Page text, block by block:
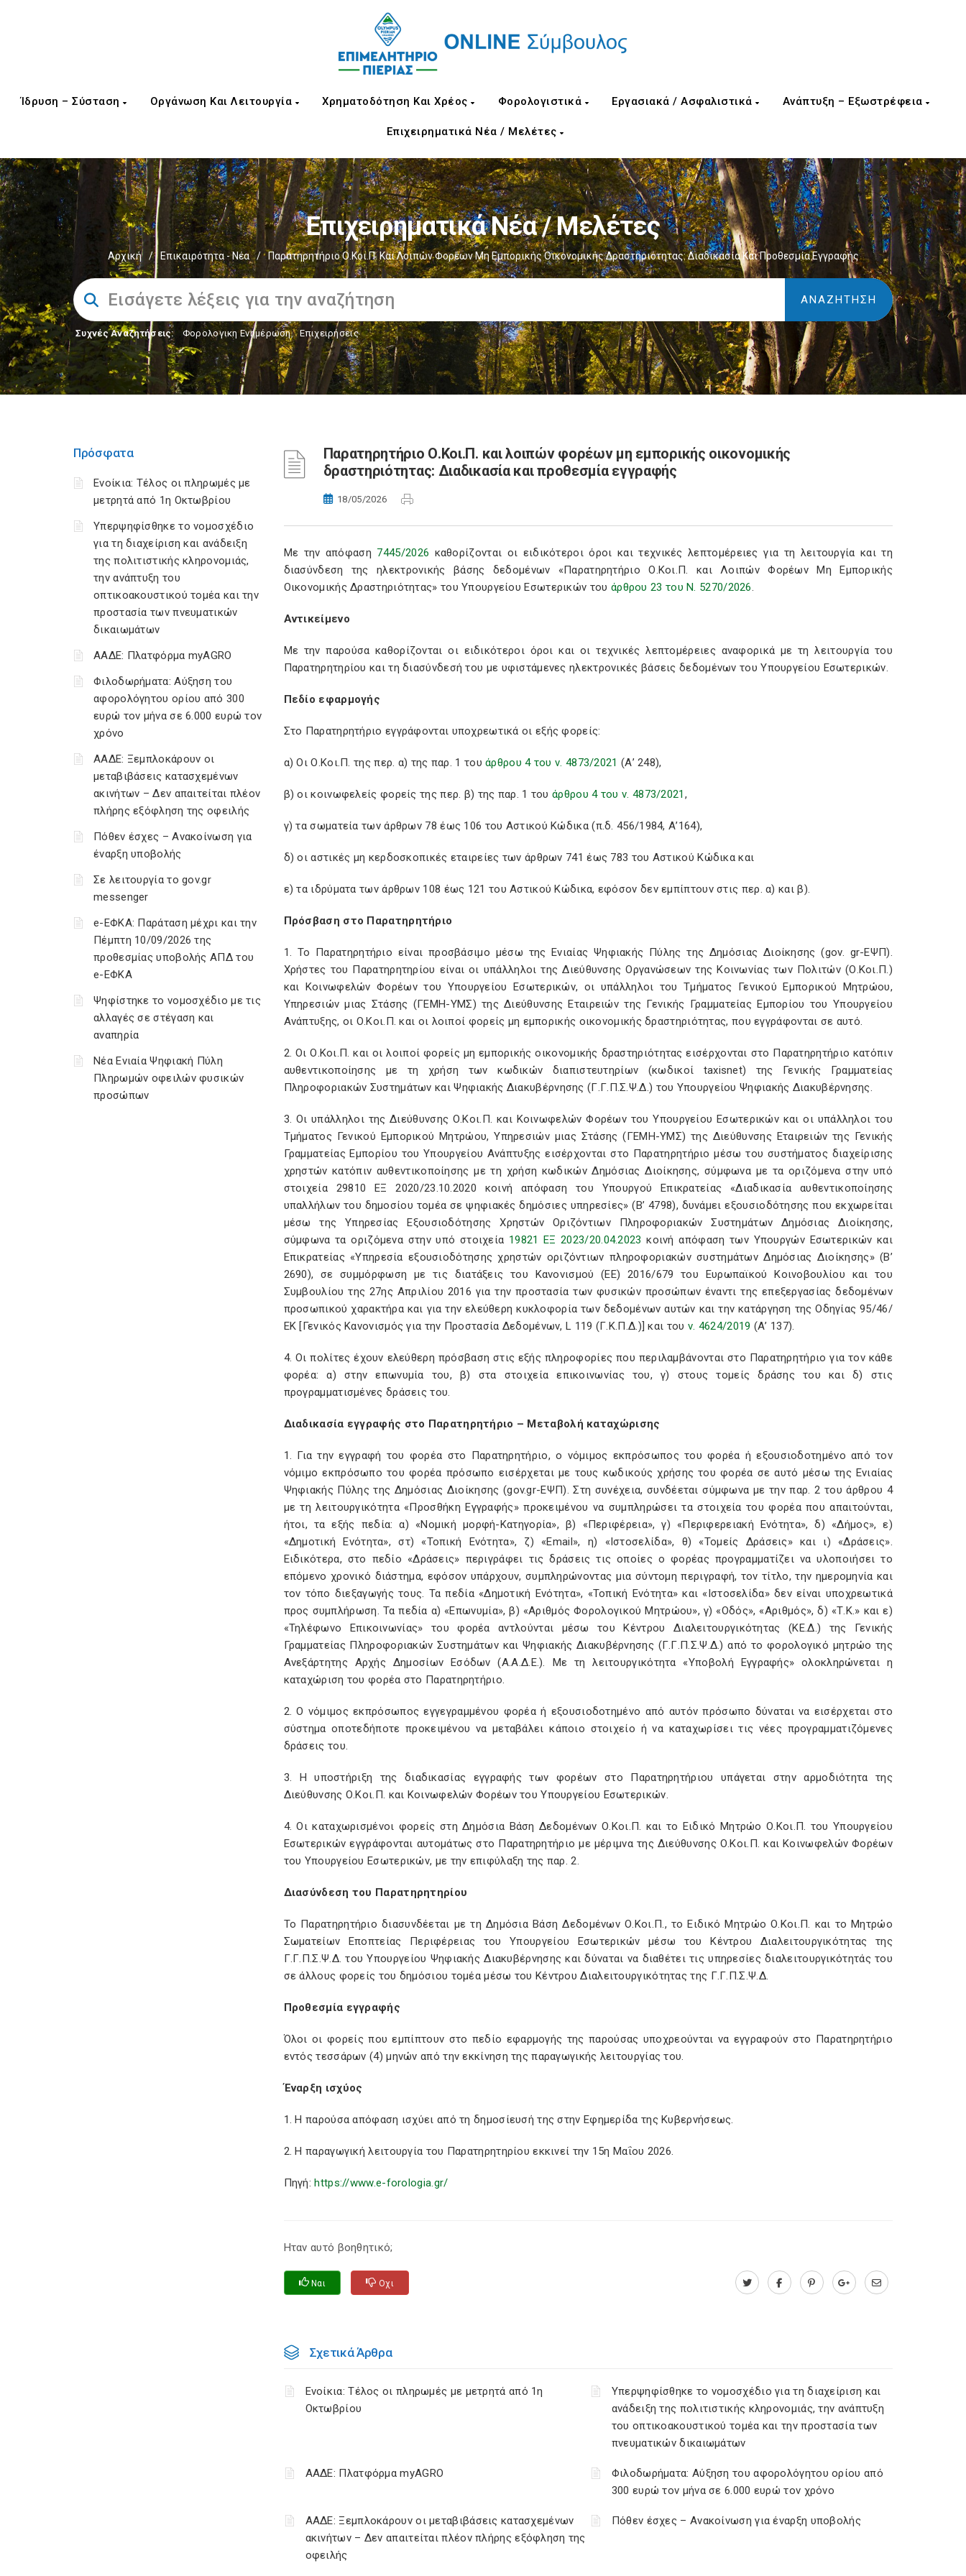
Ίδρυση – Σύσταση Οργάνωση Και Λειτουργία Χρηματοδότηση Και Χρέος Φορολογιστικά Εργασιακά / Ασφαλιστικά Ανάπτυξη – Εξωστρέφεια
Επιχειρηματικά Νέα / Μελέτες
Επιχειρηματικά Νέα / Μελέτες
Αρχική / Επικαιρότητα - Νέα / Παρατηρητήριο Ο.Κοι.Π. Και Λοιπών Φορέων Μη Εμπορικής Οικονομικής Δραστηριότητας: Διαδικασία Και Προθεσμία Εγγραφής
Συχνές Αναζητήσεις: Φορολογικη Ενημέρωση, Επιχειρήσεις
Πρόσφατα
Ενοίκια: Τέλος οι πληρωμές με
μετρητά από 1η Οκτωβρίου
Υπερψηφίσθηκε το νομοσχέδιο
για τη διαχείριση και ανάδειξη
της πολιτιστικής κληρονομιάς,
την ανάπτυξη του
οπτικοακουστικού τομέα και την
προστασία των πνευματικών
δικαιωμάτων
ΑΑΔΕ: Πλατφόρμα myAGRO
Φιλοδωρήματα: Αύξηση του
αφορολόγητου ορίου από 300
ευρώ τον μήνα σε 6.000 ευρώ τον
χρόνο
ΑΑΔΕ: Ξεμπλοκάρουν οι
μεταβιβάσεις κατασχεμένων
ακινήτων – Δεν απαιτείται πλέον
πλήρης εξόφληση της οφειλής
Πόθεν έσχες – Ανακοίνωση για
έναρξη υποβολής
Σε λειτουργία το gov.gr
messenger
e-ΕΦΚΑ: Παράταση μέχρι και την
Πέμπτη 10/09/2026 της
προθεσμίας υποβολής ΑΠΔ του
e-ΕΦΚΑ
Ψηφίστηκε το νομοσχέδιο με τις
αλλαγές σε στέγαση και
αναπηρία
Νέα Ενιαία Ψηφιακή Πύλη
Πληρωμών οφειλών φυσικών
προσώπων
Παρατηρητήριο Ο.Κοι.Π. και λοιπών φορέων μη εμπορικής οικονομικής
δραστηριότητας: Διαδικασία και προθεσμία εγγραφής
18/05/2026
Με την απόφαση 7445/2026 καθορίζονται οι ειδικότεροι όροι και τεχνικές λεπτομέρειες για τη λειτουργία και τη
διασύνδεση της ηλεκτρονικής βάσης δεδομένων «Παρατηρητήριο Ο.Κοι.Π. και Λοιπών Φορέων Μη Εμπορικής
Οικονομικής Δραστηριότητας» του Υπουργείου Εσωτερικών του άρθρου 23 του Ν. 5270/2026.
Αντικείμενο
Με την παρούσα καθορίζονται οι ειδικότεροι όροι και οι τεχνικές λεπτομέρειες αναφορικά με τη λειτουργία του
Παρατηρητηρίου και τη διασύνδεσή του με υφιστάμενες ηλεκτρονικές βάσεις δεδομένων του Υπουργείου Εσωτερικών.
Πεδίο εφαρμογής
Στο Παρατηρητήριο εγγράφονται υποχρεωτικά οι εξής φορείς:
α) Οι Ο.Κοι.Π. της περ. α) της παρ. 1 τουάρθρου 4 του ν. 4873/2021 (Α’ 248),
β) οι κοινωφελείς φορείς της περ. β) της παρ. 1 τουάρθρου 4 του ν. 4873/2021,
γ) τα σωματεία των άρθρων 78 έως 106 του Αστικού Κώδικα (π.δ. 456/1984, Α’164),
δ) οι αστικές μη κερδοσκοπικές εταιρείες των άρθρων 741 έως 783 του Αστικού Κώδικα και
ε) τα ιδρύματα των άρθρων 108 έως 121 του Αστικού Κώδικα, εφόσον δεν εμπίπτουν στις περ. α) και β).
Πρόσβαση στο Παρατηρητήριο
1. Το Παρατηρητήριο είναι προσβάσιμο μέσω της Ενιαίας Ψηφιακής Πύλης της Δημόσιας Διοίκησης (gov. gr-ΕΨΠ).
Χρήστες του Παρατηρητηρίου είναι οι υπάλληλοι της Διεύθυνσης Οργανώσεων της Κοινωνίας των Πολιτών (Ο.Κοι.Π.)
και Κοινωφελών Φορέων του Υπουργείου Εσωτερικών, οι υπάλληλοι του Τμήματος Γενικού Εμπορικού Μητρώου,
Υπηρεσιών μιας Στάσης (ΓΕΜΗ-ΥΜΣ) της Διεύθυνσης Εταιρειών της Γενικής Γραμματείας Εμπορίου του Υπουργείου
Ανάπτυξης, οι Ο.Κοι.Π. και οι λοιποί φορείς μη εμπορικής οικονομικής δραστηριότητας, που εγγράφονται σε αυτό.
2. Οι Ο.Κοι.Π. και οι λοιποί φορείς μη εμπορικής οικονομικής δραστηριότητας εισέρχονται στο Παρατηρητήριο κατόπιν
αυθεντικοποίησης με τη χρήση των κωδικών διαπιστευτηρίων (κωδικοί taxisnet) της Γενικής Γραμματείας
Πληροφοριακών Συστημάτων και Ψηφιακής Διακυβέρνησης (Γ.Γ.Π.Σ.Ψ.Δ.) του Υπουργείου Ψηφιακής Διακυβέρνησης.
3. Οι υπάλληλοι της Διεύθυνσης Ο.Κοι.Π. και Κοινωφελών Φορέων του Υπουργείου Εσωτερικών και οι υπάλληλοι του
Τμήματος Γενικού Εμπορικού Μητρώου, Υπηρεσιών μιας Στάσης (ΓΕΜΗ-ΥΜΣ) της Διεύθυνσης Εταιρειών της Γενικής
Γραμματείας Εμπορίου του Υπουργείου Ανάπτυξης εισέρχονται στο Παρατηρητήριο μέσω του συστήματος διαχείρισης
χρηστών κατόπιν αυθεντικοποίησης με τη χρήση κωδικών Δημόσιας Διοίκησης, σύμφωνα με τα οριζόμενα στην υπό
στοιχεία 29810 ΕΞ 2020/23.10.2020 κοινή απόφαση του Υπουργού Επικρατείας «Διαδικασία αυθεντικοποίησης
υπαλλήλων του δημοσίου τομέα σε ψηφιακές δημόσιες υπηρεσίες» (Β’ 4798), δυνάμει εξουσιοδότησης που εκχωρείται
μέσω της Υπηρεσίας Εξουσιοδότησης Χρηστών Οριζόντιων Πληροφοριακών Συστημάτων Δημόσιας Διοίκησης,
σύμφωνα τα οριζόμενα στην υπό στοιχεία 19821 ΕΞ 2023/20.04.2023 κοινή απόφαση των Υπουργών Εσωτερικών και
Επικρατείας «Υπηρεσία εξουσιοδότησης χρηστών οριζόντιων πληροφοριακών συστημάτων Δημόσιας Διοίκησης» (Β’
2690), σε συμμόρφωση με τις διατάξεις του Κανονισμού (ΕΕ) 2016/679 του Ευρωπαϊκού Κοινοβουλίου και του
Συμβουλίου της 27ης Απριλίου 2016 για την προστασία των φυσικών προσώπων έναντι της επεξεργασίας δεδομένων
προσωπικού χαρακτήρα και για την ελεύθερη κυκλοφορία των δεδομένων αυτών και την κατάργηση της Οδηγίας 95/46/
ΕΚ [Γενικός Κανονισμός για την Προστασία Δεδομένων, L 119 (Γ.Κ.Π.Δ.)] και του ν. 4624/2019 (Α’ 137).
4. Οι πολίτες έχουν ελεύθερη πρόσβαση στις εξής πληροφορίες που περιλαμβάνονται στο Παρατηρητήριο για τον κάθε
φορέα: α) στην επωνυμία του, β) στα στοιχεία επικοινωνίας του, γ) στους τομείς δράσης του και δ) στις
προγραμματισμένες δράσεις του.
Διαδικασία εγγραφής στο Παρατηρητήριο – Μεταβολή καταχώρισης
1. Για την εγγραφή του φορέα στο Παρατηρητήριο, ο νόμιμος εκπρόσωπος του φορέα ή εξουσιοδοτημένο από τον
νόμιμο εκπρόσωπο του φορέα πρόσωπο εισέρχεται με τους κωδικούς χρήσης του φορέα σε αυτό μέσω της Ενιαίας
Ψηφιακής Πύλης της Δημόσιας Διοίκησης (gov.gr-ΕΨΠ). Στη συνέχεια, συνδέεται σύμφωνα με την παρ. 2 του άρθρου 4
με τη λειτουργικότητα «Προσθήκη Εγγραφής» προκειμένου να συμπληρώσει τα στοιχεία του φορέα που απαιτούνται,
ήτοι, τα εξής πεδία: α) «Νομική μορφή-Κατηγορία», β) «Περιφέρεια», γ) «Περιφερειακή Ενότητα», δ) «Δήμος», ε)
«Δημοτική Ενότητα», στ) «Τοπική Ενότητα», ζ) «Email», η) «Ιστοσελίδα», θ) «Τομείς Δράσεις» και ι) «Δράσεις».
Ειδικότερα, στο πεδίο «Δράσεις» περιγράφει τις δράσεις τις οποίες ο φορέας προγραμματίζει να υλοποιήσει το
επόμενο χρονικό διάστημα, εφόσον υπάρχουν, συμπληρώνοντας μια σύντομη περιγραφή, τον τίτλο, την ημερομηνία και
τον τόπο διεξαγωγής τους. Τα πεδία «Δημοτική Ενότητα», «Τοπική Ενότητα» και «Ιστοσελίδα» δεν είναι υποχρεωτικά
προς συμπλήρωση. Τα πεδία α) «Επωνυμία», β) «Αριθμός Φορολογικού Μητρώου», γ) «Οδός», «Αριθμός», δ) «Τ.Κ.» και ε)
«Τηλέφωνο Επικοινωνίας» του φορέα αντλούνται μέσω του Κέντρου Διαλειτουργικότητας (ΚΕ.Δ.) της Γενικής
Γραμματείας Πληροφοριακών Συστημάτων και Ψηφιακής Διακυβέρνησης (Γ.Γ.Π.Σ.Ψ.Δ.) από το φορολογικό μητρώο της
Ανεξάρτητης Αρχής Δημοσίων Εσόδων (Α.Α.Δ.Ε.). Με τη λειτουργικότητα «Υποβολή Εγγραφής» ολοκληρώνεται η
καταχώριση του φορέα στο Παρατηρητήριο.
2. Ο νόμιμος εκπρόσωπος εγγεγραμμένου φορέα ή εξουσιοδοτημένο από αυτόν πρόσωπο δύναται να εισέρχεται στο
σύστημα οποτεδήποτε προκειμένου να μεταβάλει κάποιο στοιχείο ή να καταχωρίσει τις νέες προγραμματιζόμενες
δράσεις του.
3. Η υποστήριξη της διαδικασίας εγγραφής των φορέων στο Παρατηρητήριου υπάγεται στην αρμοδιότητα της
Διεύθυνσης Ο.Κοι.Π. και Κοινωφελών Φορέων του Υπουργείου Εσωτερικών.
4. Οι καταχωρισμένοι φορείς στη Δημόσια Βάση Δεδομένων Ο.Κοι.Π. και το Ειδικό Μητρώο Ο.Κοι.Π. του Υπουργείου
Εσωτερικών εγγράφονται αυτομάτως στο Παρατηρητήριο με μέριμνα της Διεύθυνσης Ο.Κοι.Π. και Κοινωφελών Φορέων
του Υπουργείου Εσωτερικών, με την επιφύλαξη της παρ. 2.
Διασύνδεση του Παρατηρητηρίου
Το Παρατηρητήριο διασυνδέεται με τη Δημόσια Βάση Δεδομένων Ο.Κοι.Π., το Ειδικό Μητρώο Ο.Κοι.Π. και το Μητρώο
Σωματείων Εποπτείας Περιφέρειας του Υπουργείου Εσωτερικών μέσω του Κέντρου Διαλειτουργικότητας της
Γ.Γ.Π.Σ.Ψ.Δ. του Υπουργείου Ψηφιακής Διακυβέρνησης και δύναται να διαθέτει τις υπηρεσίες διαλειτουργικότητάς του
σε άλλους φορείς του δημόσιου τομέα μέσω του Κέντρου Διαλειτουργικότητας της Γ.Γ.Π.Σ.Ψ.Δ.
Προθεσμία εγγραφής
Όλοι οι φορείς που εμπίπτουν στο πεδίο εφαρμογής της παρούσας υποχρεούνται να εγγραφούν στο Παρατηρητήριο
εντός τεσσάρων (4) μηνών από την εκκίνηση της παραγωγικής λειτουργίας του.
Έναρξη ισχύος
1. Η παρούσα απόφαση ισχύει από τη δημοσίευσή της στην Εφημερίδα της Κυβερνήσεως.
2. Η παραγωγική λειτουργία του Παρατηρητηρίου εκκινεί την 15η Μαΐου 2026.
Πηγή:https://www.e-forologia.gr/
Ηταν αυτό βοηθητικό;
Ναι Οχι
Σχετικά Άρθρα
Ενοίκια: Τέλος οι πληρωμές με μετρητά από 1η
Οκτωβρίου
Υπερψηφίσθηκε το νομοσχέδιο για τη διαχείριση και
ανάδειξη της πολιτιστικής κληρονομιάς, την ανάπτυξη
του οπτικοακουστικού τομέα και την προστασία των
πνευματικών δικαιωμάτων
ΑΑΔΕ: Πλατφόρμα myAGRO
Φιλοδωρήματα: Αύξηση του αφορολόγητου ορίου από
300 ευρώ τον μήνα σε 6.000 ευρώ τον χρόνο
ΑΑΔΕ: Ξεμπλοκάρουν οι μεταβιβάσεις κατασχεμένων
ακινήτων – Δεν απαιτείται πλέον πλήρης εξόφληση της
οφειλής
Πόθεν έσχες – Ανακοίνωση για έναρξη υποβολής